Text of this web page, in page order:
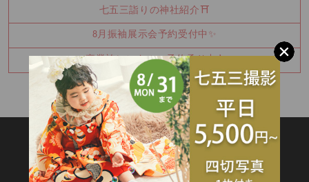
七五三詣りの神社紹介⛩️
8月振袖展示会予約受付中✨
卒業袴レンタルご予約承り中♪
SITEMAP